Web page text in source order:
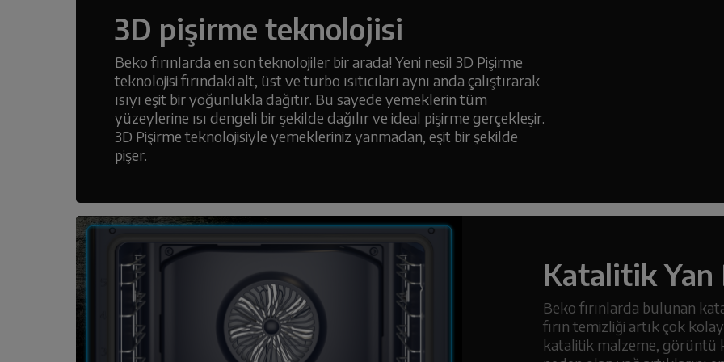
3D pişirme teknolojisi
Beko fırınlarda en son teknolojiler bir arada! Yeni nesil 3D Pişirme
teknolojisi fırındaki alt, üst ve turbo ısıtıcıları aynı anda çalıştırarak
ısıyı eşit bir yoğunlukla dağıtır. Bu sayede yemeklerin tüm
yüzeylerine ısı dengeli bir şekilde dağılır ve ideal pişirme gerçekleşir.
3D Pişirme teknolojisiyle yemekleriniz yanmadan, eşit bir şekilde
pişer.
Katalitik Yan
Beko fırınlarda bulunan
fırın temizliği artık çok
katalitik malzeme, görüntü